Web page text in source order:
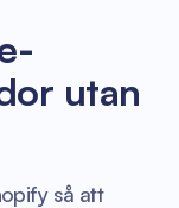
utan
så att